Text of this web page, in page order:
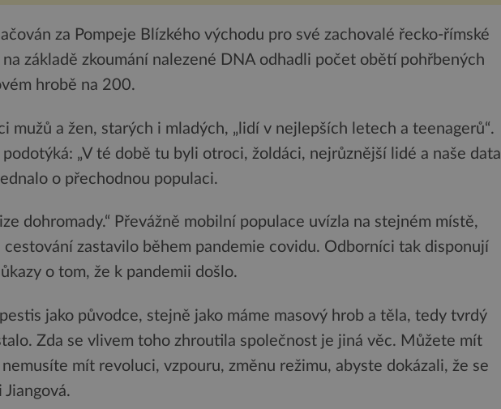
za Pompeje Blízkého východu pro své zachovalé řecko-římské
základě zkoumání nalezené DNA odhadli počet obětí pohřbených
hrobě na 200.
mužů a žen, starých i mladých, „lidí v nejlepších letech a teenagerů“.
„V té době tu byli otroci, žoldáci, nejrůznější lidé a naše data
o přechodnou populaci.
dohromady.“ Převážně mobilní populace uvízla na stejném místě,
cestování zastavilo během pandemie covidu. Odborníci tak disponují
o tom, že k pandemii došlo.
jako původce, stejně jako máme masový hrob a těla, tedy tvrdý
Zda se vlivem toho zhroutila společnost je jiná věc. Můžete mít
mít revoluci, vzpouru, změnu režimu, abyste dokázali, že se
Jiangová.